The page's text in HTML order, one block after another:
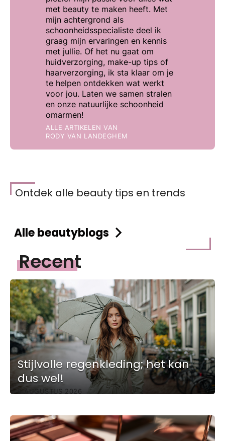
met beauty te maken heeft. Met
mijn achtergrond als
schoonheidsspecialiste deel ik
graag mijn ervaringen en kennis
met jullie. Of het nu gaat om
huidverzorging, make-up tips of
haarverzorging, ik sta klaar om je
te helpen ontdekken wat werkt
voor jou. Laten we samen stralen
en onze natuurlijke schoonheid
omarmen!
ALLE ARTIKELEN VAN
RODY VAN LANDEGHEM
Ontdek alle beauty tips en trends
Alle beautyblogs
Recent
Stijlvolle regenkleding; het kan
dus wel!
6 AUGUSTUS 2026